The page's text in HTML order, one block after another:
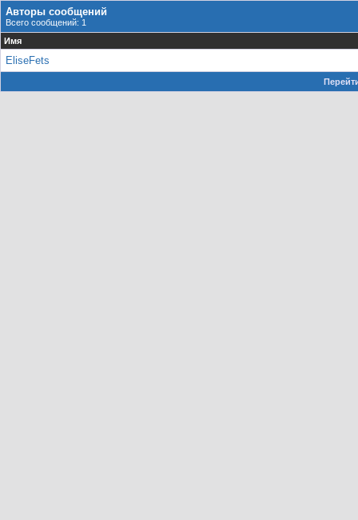
Авторы сообщений
Всего сообщений: 1
Имя
EliseFets